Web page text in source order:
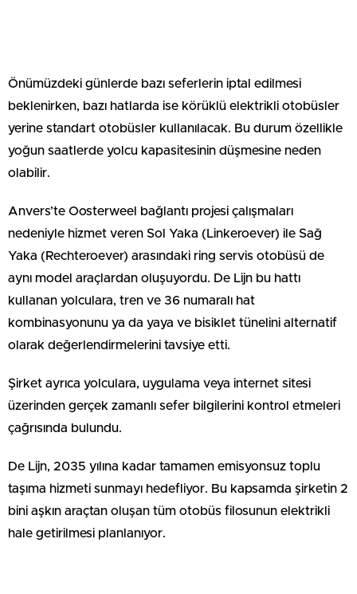
Önümüzdeki günlerde bazı seferlerin iptal edilmesi
beklenirken, bazı hatlarda ise körüklü elektrikli otobüsler
yerine standart otobüsler kullanılacak. Bu durum özellikle
yoğun saatlerde yolcu kapasitesinin düşmesine neden
olabilir.
Anvers’te Oosterweel bağlantı projesi çalışmaları
nedeniyle hizmet veren Sol Yaka (Linkeroever) ile Sağ
Yaka (Rechteroever) arasındaki ring servis otobüsü de
aynı model araçlardan oluşuyordu. De Lijn bu hattı
kullanan yolculara, tren ve 36 numaralı hat
kombinasyonunu ya da yaya ve bisiklet tünelini alternatif
olarak değerlendirmelerini tavsiye etti.
Şirket ayrıca yolculara, uygulama veya internet sitesi
üzerinden gerçek zamanlı sefer bilgilerini kontrol etmeleri
çağrısında bulundu.
De Lijn, 2035 yılına kadar tamamen emisyonsuz toplu
taşıma hizmeti sunmayı hedefliyor. Bu kapsamda şirketin 2
bini aşkın araçtan oluşan tüm otobüs filosunun elektrikli
hale getirilmesi planlanıyor.